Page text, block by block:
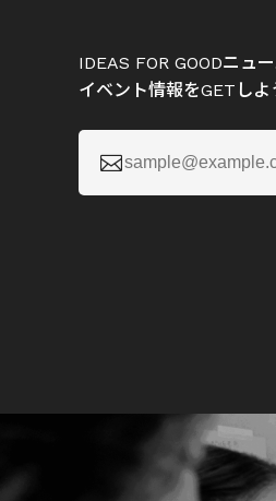
IDEAS FOR GOODニュ
イベント情報をGETしよ
